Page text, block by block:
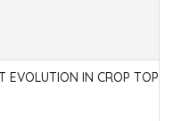
EVOLUTION IN CROP TOP